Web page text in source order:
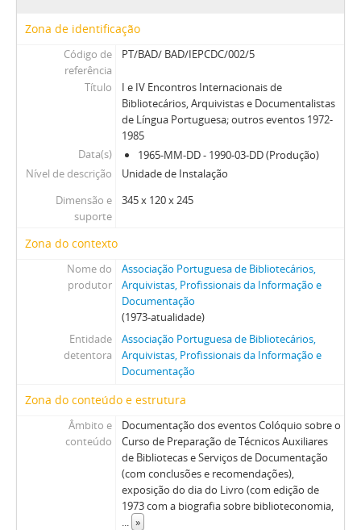
Zona de identificação
Código de
referência
PT/BAD/ BAD/IEPCDC/002/5
Título
I e IV Encontros Internacionais de
Bibliotecários, Arquivistas e Documentalistas
de Língua Portuguesa; outros eventos 1972-
1985
Data(s)
1965-MM-DD - 1990-03-DD (Produção)
Nível de descrição
Unidade de Instalação
Dimensão e
suporte
345 x 120 x 245
Zona do contexto
Nome do
produtor
Associação Portuguesa de Bibliotecários,
Arquivistas, Profissionais da Informação e
Documentação
(1973-atualidade)
Entidade
detentora
Associação Portuguesa de Bibliotecários,
Arquivistas, Profissionais da Informação e
Documentação
Zona do conteúdo e estrutura
Âmbito e
conteúdo
Documentação dos eventos Colóquio sobre o
Curso de Preparação de Técnicos Auxiliares
de Bibliotecas e Serviços de Documentação
(com conclusões e recomendações),
exposição do dia do Livro (com edição de
1973 com a biografia sobre biblioteconomia,
... »